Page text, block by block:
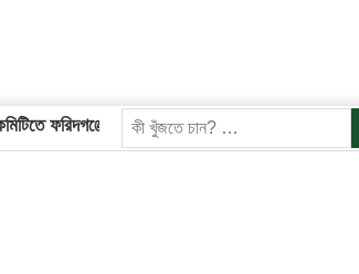
ফরিদগঞ্জের তারেকুর রহমান চাঁদপুরের অর্ধশতাধিক